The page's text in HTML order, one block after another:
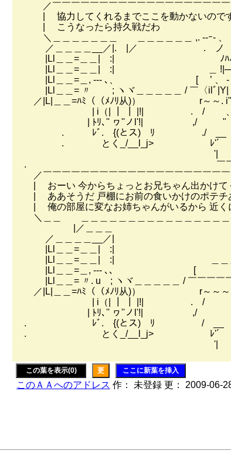
／￣￣￣￣￣￣￣￣￣￣￣￣￣￣￣￣￣￣￣
| 協力してくれるまでここを動かないので
| こうなったら持久戦だわ
＼＿＿＿＿＿＿＿ ＿＿＿＿＿＿ ,. ‐-ｰ- 、
／＿＿＿＿__／|. |／ .
|Ll＿＿=＿＿| :| ﾉﾊハハ
|Ll＿＿=＿＿| :| ＿ !|─ ─；i
|Ll＿＿=＿, -‐- ､、 [ ’ 、 -
|Ll＿＿= 〃 ; ヽヾ＿＿＿＿＿ / ￣〈ilﾞ|Y|｀
／|L|＿＿=ﾊﾐ（（ﾒﾉﾘ从)） r～～. i"Ｔ
| i（| ┃ ┃ |!| . / 、〈
| ﾄﾘ､'' ヮ''ノl'!| ,/
. ﾚﾞ. {(とス) ﾘ ./ __ ＿ .
. とく_/__l_j> ﾚ'´ ｀´
'|
. ￣￣￣￣￣￣
／￣￣￣￣￣￣￣￣￣￣￣￣￣￣￣￣￣￣￣
| おーい 今からちょっとお兄ちゃん出かけて
| ああそうだ 戸棚にお前の食いかけのポテチ
| 俺の部屋に変なお姉ちゃんがいるから 近く
＼＿＿ ＿＿＿＿＿＿＿＿＿＿＿＿＿＿＿＿
|／＿＿＿
／＿＿＿＿__／|
|Ll＿＿=＿＿| :|
|Ll＿＿=＿＿| :| ＿＿＿＿＿
|Ll＿＿=＿, -‐-
|Ll＿＿= 〃. u ; ヽヾ＿＿＿＿＿ / ￣￣￣￣￣
／|L|＿＿=ﾊﾐ（（ﾒﾉﾘ从)） r～～～～
| i（| ┃ ┃
| ﾄﾘ､'' ヮ''ノ
. ﾚﾞ. {(とス) ﾘ / __ ＿ .
. とく_/__l_j> ﾚ'´ ｀´
'|
この葉を表示(0) 更 ここに新葉を挿入
このＡＡへのアドレス 作： 未登録 更： 2009-06-